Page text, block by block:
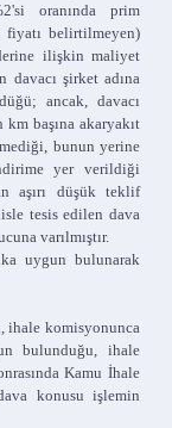
oranında prim
fiyatı belirtilmeyen)
ilişkin maliyet
davacı şirket adına
ancak, davacı
km başına akaryakıt
bunun yerine
yer verildiği
aşırı düşük teklif
tesis edilen dava
varılmıştır.
uygun bulunarak
ihale komisyonunca
bulunduğu, ihale
Kamu İhale
konusu işlemin